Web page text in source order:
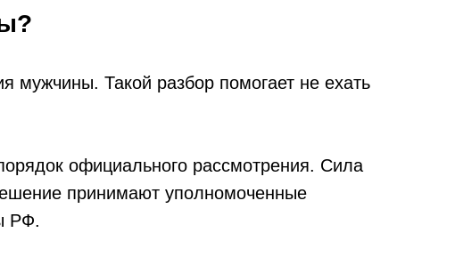
мужчины. Такой разбор помогает не ехать
официального рассмотрения. Сила
принимают уполномоченные
РФ.